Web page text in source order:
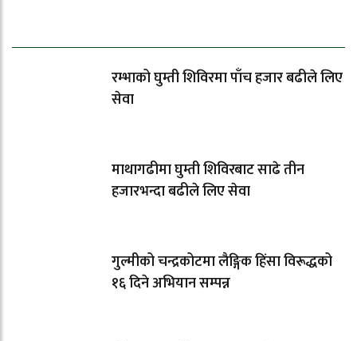
रम्भाको घुम्ती शिविरमा पाँच हजार बढीले लिए
सेवा
माथागढीमा घुम्ती शिविरबाट साढे तीन
हजारभन्दा बढीले लिए सेवा
गुल्मीको चन्द्रकोटमा लैङ्गिक हिंसा विरूद्धको
१६ दिने अभियान सम्पन्न